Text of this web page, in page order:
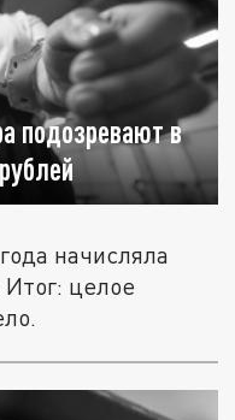
подозревают в
начисляла
целое